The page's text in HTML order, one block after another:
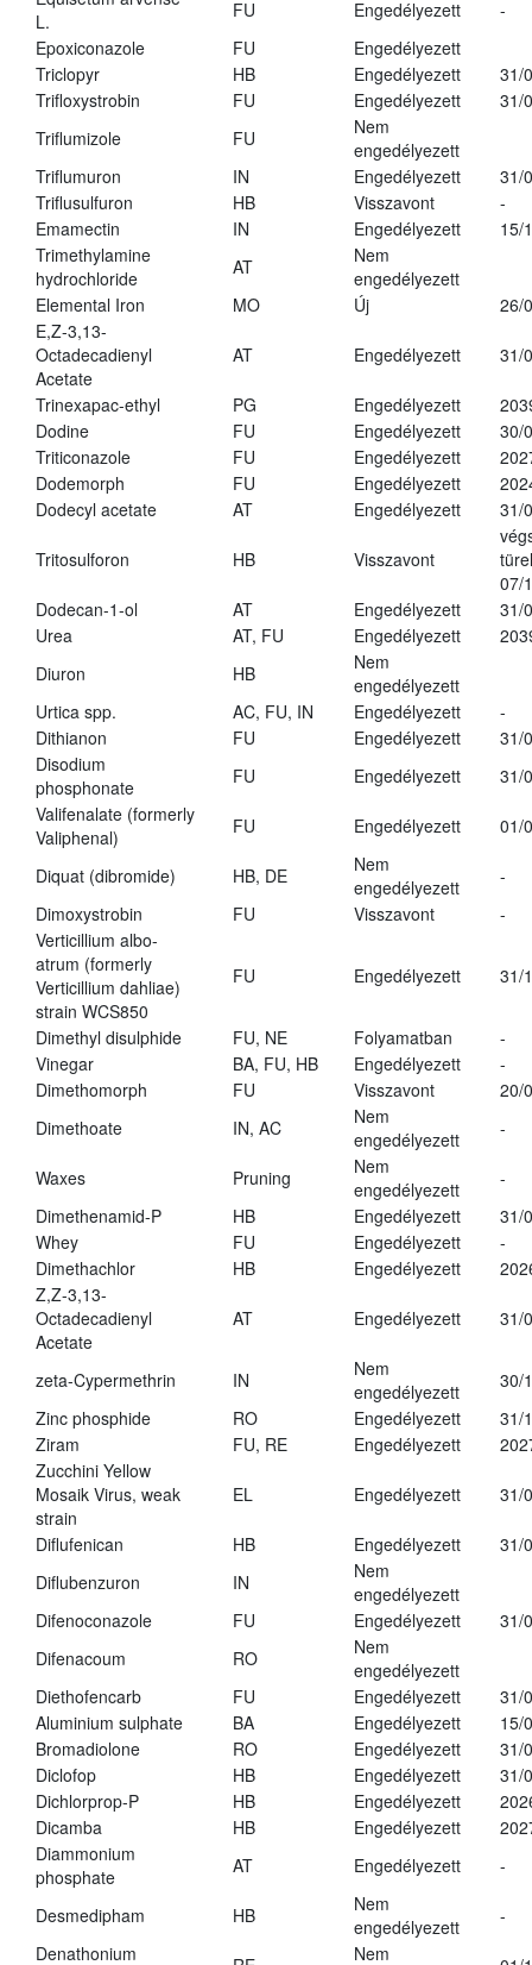
L.
FU Engedélyezett
-
Epoxiconazole
FU
Engedélyezett
Triclopyr
HB Engedélyezett
31/
Trifloxystrobin
FU Engedélyezett
31/
Triflumizole
FU
Nem
engedélyezett
Triflumuron
IN Engedélyezett
31/
Triflusulfuron
HB Visszavont
-
Emamectin
IN Engedélyezett
15/
Trimethylamine
hydrochloride
AT
Nem
engedélyezett
Elemental Iron
MO Új
26/
E,Z-3,13-
Octadecadienyl
Acetate
AT Engedélyezett 31/
Trinexapac-ethyl PG Engedélyezett
Dodine
FU Engedélyezett
30/
Triticonazole
FU Engedélyezett
Dodemorph
FU Engedélyezett
Dodecyl acetate
AT Engedélyezett 31/
Tritosulforon HB Visszavont
07/
Dodecan-1-ol
AT Engedélyezett
31/
Urea
AT, FU Engedélyezett
Diuron
HB
Nem
engedélyezett
Urtica spp.
AC, FU, IN Engedélyezett
-
Dithianon
FU Engedélyezett
31/
Disodium
phosphonate
FU Engedélyezett
31/
Valifenalate (formerly
Valiphenal)
FU Engedélyezett 01/
Diquat (dibromide) HB, DE
Nem
engedélyezett
-
Dimoxystrobin
FU Visszavont
-
Verticillium albo-
atrum (formerly
Verticillium dahliae)
strain WCS850
FU Engedélyezett 31/
Dimethyl disulphide FU, NE Folyamatban
-
Vinegar
BA, FU, HB Engedélyezett
-
Dimethomorph
FU Visszavont
20/
Dimethoate
IN, AC
Nem
engedélyezett
-
Waxes Pruning
Nem
engedélyezett
-
Dimethenamid-P
HB Engedélyezett
31/
Whey
FU Engedélyezett
-
Dimethachlor
HB Engedélyezett
Z,Z-3,13-
Octadecadienyl
Acetate
AT Engedélyezett 31/
zeta-Cypermethrin IN
Nem
engedélyezett
30/
Zinc phosphide
RO Engedélyezett
31/
Ziram
FU, RE Engedélyezett
Zucchini Yellow
Mosaik Virus, weak
strain
EL Engedélyezett 31/
Diflufenican HB Engedélyezett
31/
Diflubenzuron
IN
Nem
engedélyezett
Difenoconazole
FU Engedélyezett
31/
Difenacoum
RO
Nem
engedélyezett
Diethofencarb
FU Engedélyezett
31/
Aluminium sulphate
BA Engedélyezett
15/
Bromadiolone
RO Engedélyezett
31/
Diclofop
HB Engedélyezett
31/
Dichlorprop-P
HB Engedélyezett
Dicamba
HB Engedélyezett
Diammonium
phosphate
AT Engedélyezett -
Desmedipham HB
Nem
engedélyezett
-
Denathonium
Nem